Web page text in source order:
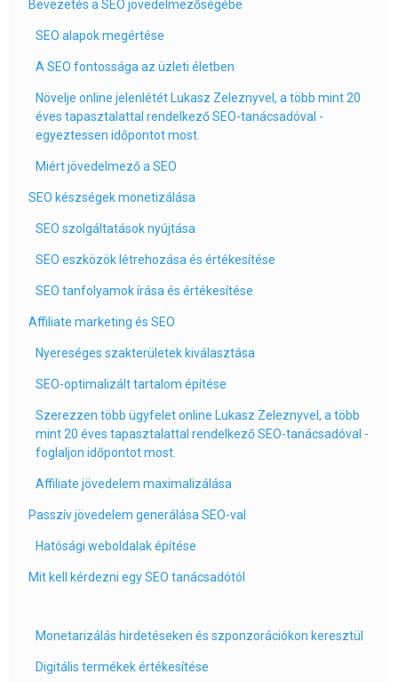
Bevezetés a SEO jövedelmezőségébe
SEO alapok megértése
A SEO fontossága az üzleti életben
Növelje online jelenlétét Lukasz Zeleznyvel, a több mint 20
éves tapasztalattal rendelkező SEO-tanácsadóval -
egyeztessen időpontot most.
Miért jövedelmező a SEO
SEO készségek monetizálása
SEO szolgáltatások nyújtása
SEO eszközök létrehozása és értékesítése
SEO tanfolyamok írása és értékesítése
Affiliate marketing és SEO
Nyereséges szakterületek kiválasztása
SEO-optimalizált tartalom építése
Szerezzen több ügyfelet online Lukasz Zeleznyvel, a több
mint 20 éves tapasztalattal rendelkező SEO-tanácsadóval -
foglaljon időpontot most.
Affiliate jövedelem maximalizálása
Passzív jövedelem generálása SEO-val
Hatósági weboldalak építése
Mit kell kérdezni egy SEO tanácsadótól
Monetarizálás hirdetéseken és szponzorációkon keresztül
Digitális termékek értékesítése